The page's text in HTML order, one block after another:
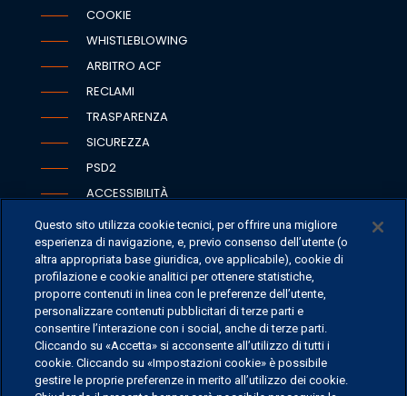
COOKIE
WHISTLEBLOWING
ARBITRO ACF
RECLAMI
TRASPARENZA
SICUREZZA
PSD2
ACCESSIBILITÀ
SEDI
CONTATTI
CONTATTI PER I MEDIA
FAQ
LAVORA CON NOI
Questo sito utilizza cookie tecnici, per offrire una migliore
esperienza di navigazione, e, previo consenso dell’utente (o
altra appropriata base giuridica, ove applicabile), cookie di
profilazione e cookie analitici per ottenere statistiche,
proporre contenuti in linea con le preferenze dell’utente,
personalizzare contenuti pubblicitari di terze parti e
consentire l’interazione con i social, anche di terze parti.
Cliccando su «Accetta» si acconsente all’utilizzo di tutti i
cookie. Cliccando su «Impostazioni cookie» è possibile
gestire le proprie preferenze in merito all’utilizzo dei cookie.